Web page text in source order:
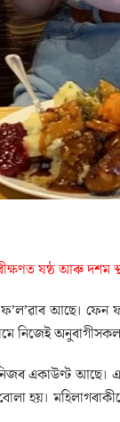
ষষ্ঠ আৰু দশম
আছে। ফেন
নিজেই
একাউণ্ট আছে।
হয়।